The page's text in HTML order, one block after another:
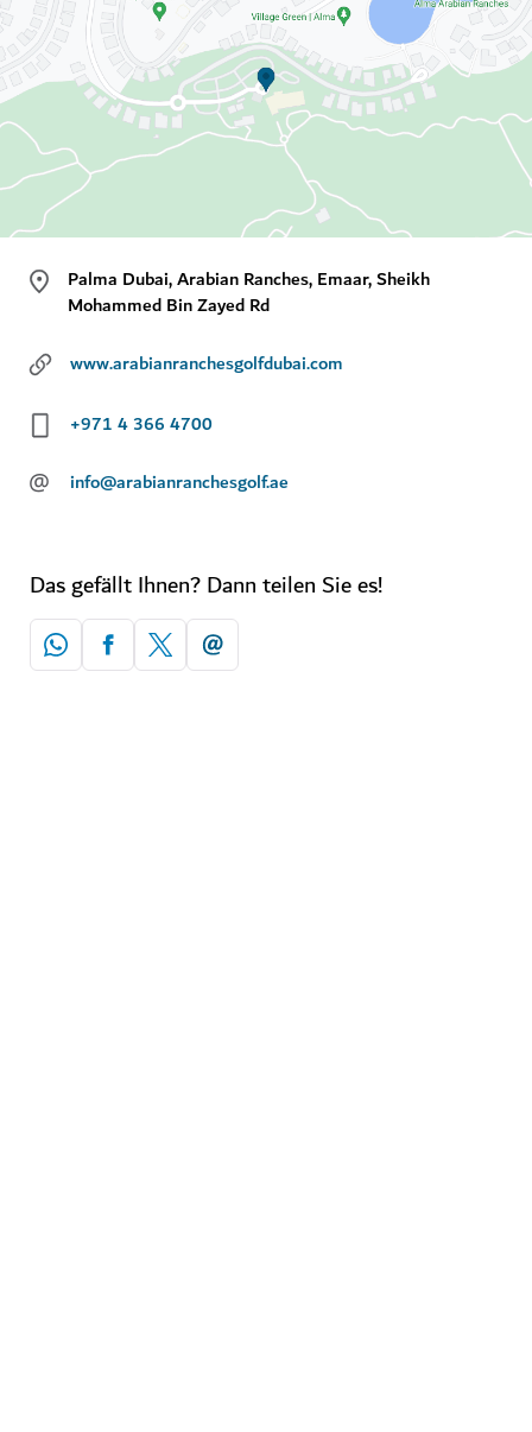
Palma Dubai, Arabian Ranches, Emaar, Sheikh
Mohammed Bin Zayed Rd
www.arabianranchesgolfdubai.com
+971 4 366 4700
@ info@arabianranchesgolf.ae
Das gefällt Ihnen? Dann teilen Sie es!